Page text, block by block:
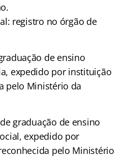
registro no órgão de
de ensino
expedido por instituição
pelo Ministério da
graduação de ensino
expedido por
pelo Ministério